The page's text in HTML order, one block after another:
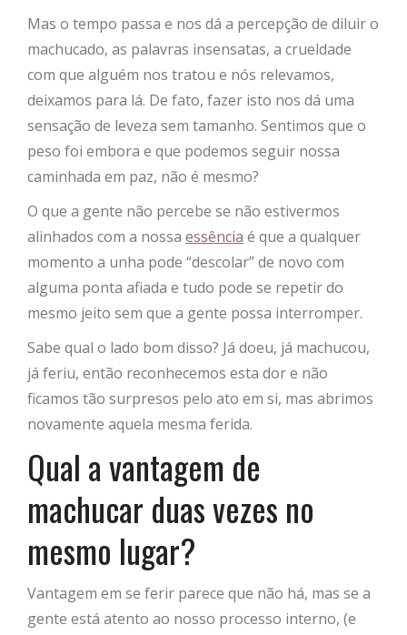
Mas o tempo passa e nos dá a percepção de diluir o
machucado, as palavras insensatas, a crueldade
com que alguém nos tratou e nós relevamos,
deixamos para lá. De fato, fazer isto nos dá uma
sensação de leveza sem tamanho. Sentimos que o
peso foi embora e que podemos seguir nossa
caminhada em paz, não é mesmo?
O que a gente não percebe se não estivermos
alinhados com a nossa essência é que a qualquer
momento a unha pode “descolar” de novo com
alguma ponta afiada e tudo pode se repetir do
mesmo jeito sem que a gente possa interromper.
Sabe qual o lado bom disso? Já doeu, já machucou,
já feriu, então reconhecemos esta dor e não
ficamos tão surpresos pelo ato em si, mas abrimos
novamente aquela mesma ferida.
Qual a vantagem de
machucar duas vezes no
mesmo lugar?
Vantagem em se ferir parece que não há, mas se a
gente está atento ao nosso processo interno, (e